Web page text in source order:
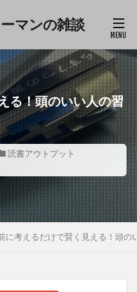
マンの雑談
る！頭のいい人の習
読書アウトプット
に考えるだけで賢く見える！頭の
談